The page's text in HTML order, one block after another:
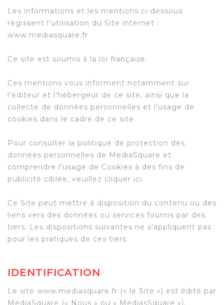
Les informations et les mentions ci-dessous
régissent l’utilisation du Site internet :
www.mediasquare.fr
Ce site est soumis à la loi française.
Ces mentions vous informent notamment sur
l’éditeur et l’hébergeur de ce site, ainsi que la
collecte de données personnelles et l’usage de
cookies dans le cadre de ce site.
Pour consulter la politique de protection des
données personnelles de MediaSquare et
comprendre l’usage de Cookies à des fins de
publicité ciblée, veuillez cliquer ici.
Ce Site peut mettre à disposition du contenu ou des
liens vers des données ou services fournis par des
tiers. Les dispositions suivantes ne s’appliquent pas
pour les pratiques de ces tiers.
IDENTIFICATION
Le site www.mediasquare.fr (« le Site ») est édité par
MediaSquare (« Nous » ou « MediasSquare »),